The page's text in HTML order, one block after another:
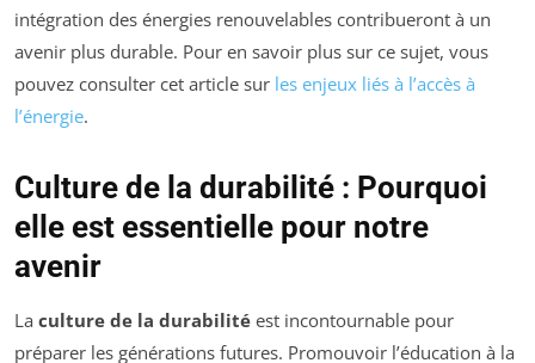
intégration des énergies renouvelables contribueront à un
avenir plus durable. Pour en savoir plus sur ce sujet, vous
pouvez consulter cet article sur les enjeux liés à l’accès à
l’énergie.
Culture de la durabilité : Pourquoi
elle est essentielle pour notre
avenir
La culture de la durabilité est incontournable pour
préparer les générations futures. Promouvoir l’éducation à la